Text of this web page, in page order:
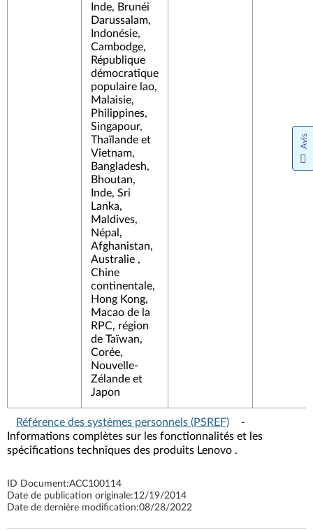
Inde, Brunéi
Darussalam,
Indonésie,
Cambodge,
République
démocratique
populaire lao,
Malaisie,
Philippines,
Singapour,
Thaïlande et
Vietnam,
Bangladesh,
Bhoutan,
Inde, Sri
Lanka,
Maldives,
Népal,
Afghanistan,
Australie ,
Chine
continentale,
Hong Kong,
Macao de la
RPC, région
de Taïwan,
Corée,
Nouvelle-
Zélande et
Japon
Référence des systèmes personnels (PSREF)
-
Informations complètes sur les fonctionnalités et les
spécifications techniques des produits Lenovo .
ID Document:ACC100114
Date de publication originale:12/19/2014
Date de dernière modification:08/28/2022
Avis